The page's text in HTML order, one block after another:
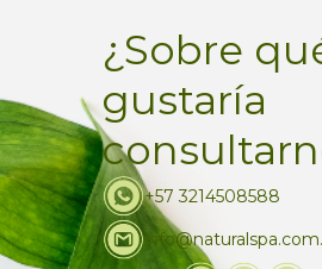
¿Sobre
gustaría
+57 3214508588